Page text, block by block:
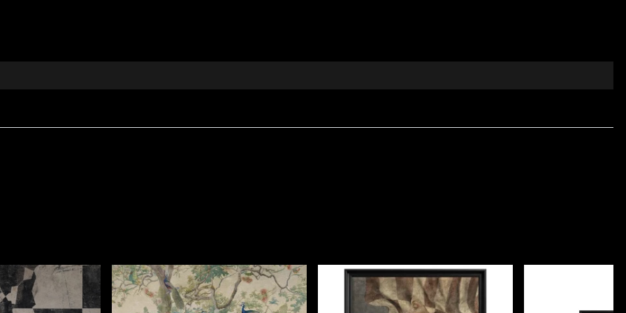
pentru interioare moderne
aduc personalitate spațiului
de lungă durată
și tradiția locală
și pasiune.
sofisticat, conceput pentru interioare în care confortul tactil și eleganța vizuală sunt esențiale. Realizat
REACH
la uzură, având60.000 rubsla testul de abraziune. Se evidențiază și prin comportament bun la